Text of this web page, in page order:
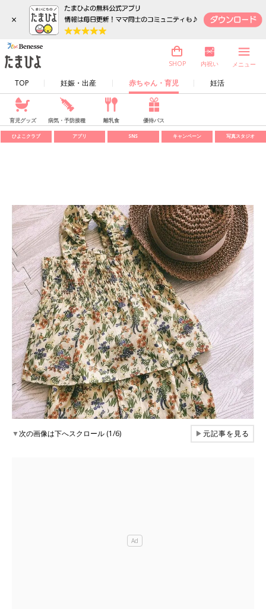
×
TOP 妊娠・出産 赤ちゃん・育児 妊活
SHOP 内祝い メニュー
育児グッズ 病気・予防接種 離乳食 優待パス
ひよこクラブ アプリ SNS キャンペーン 写真スタジオ
▼次の画像は下へスクロール (1/6) ▶元記事を見る